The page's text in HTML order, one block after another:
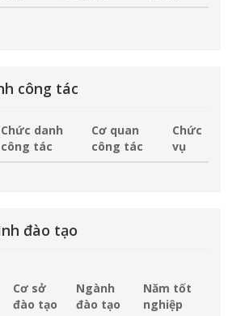
công tác
Chức danh
công tác
Cơ quan
công tác
Chức
vụ
đào tạo
Cơ sở
đào tạo
Ngành
đào tạo
Năm tốt
nghiệp